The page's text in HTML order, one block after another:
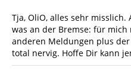
Tja, OliO, alles sehr misslich.
was an der Bremse: für
anderen Meldungen plus
total nervig. Hoffe Dir kann